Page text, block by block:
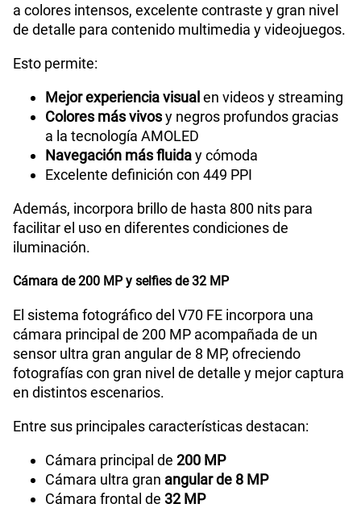
a colores intensos, excelente contraste y gran nivel
de detalle para contenido multimedia y videojuegos.
Esto permite:
Mejor experiencia visualen videos y streaming
Colores más vivosy negros profundos gracias
a la tecnología AMOLED
Navegación más fluiday cómoda
Excelente definición con 449 PPI
Además, incorpora brillo de hasta 800 nits para
facilitar el uso en diferentes condiciones de
iluminación.
Cámara de 200 MP y selfies de 32 MP
El sistema fotográfico del V70 FE incorpora una
cámara principal de 200 MP acompañada de un
sensor ultra gran angular de 8 MP, ofreciendo
fotografías con gran nivel de detalle y mejor captura
en distintos escenarios.
Entre sus principales características destacan:
Cámara principal de 200 MP
Cámara ultra gran angular de 8 MP
Cámara frontal de 32 MP